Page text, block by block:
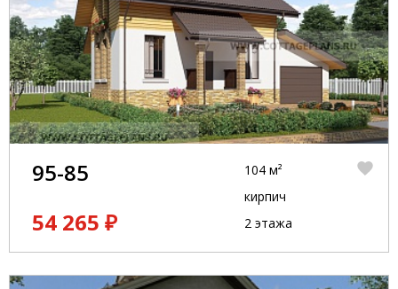
95-85
54 265 ₽
104 м²
кирпич
2 этажа